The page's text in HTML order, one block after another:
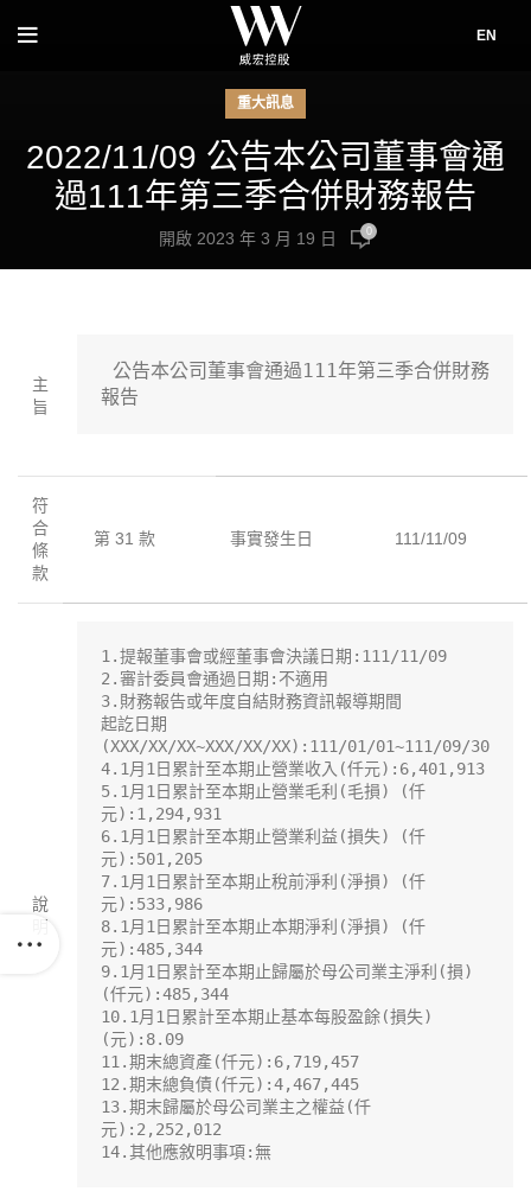
EN
重大訊息
2022/11/09 公告本公司董事會通
過111年第三季合併財務報告
開啟 2023 年 3 月 19 日 0
主
旨
公告本公司董事會通過111年第三季合併財務
報告
符
合
條
款
第 31 款 事實發生日 111/11/09
說
明
1.提報董事會或經董事會決議日期:111/11/09
2.審計委員會通過日期:不適用
3.財務報告或年度自結財務資訊報導期間
起訖日期
(XXX/XX/XX~XXX/XX/XX):111/01/01~111/09/30
4.1月1日累計至本期止營業收入(仟元):6,401,913
5.1月1日累計至本期止營業毛利(毛損) (仟
元):1,294,931
6.1月1日累計至本期止營業利益(損失) (仟
元):501,205
7.1月1日累計至本期止稅前淨利(淨損) (仟
元):533,986
8.1月1日累計至本期止本期淨利(淨損) (仟
元):485,344
9.1月1日累計至本期止歸屬於母公司業主淨利(損)
(仟元):485,344
10.1月1日累計至本期止基本每股盈餘(損失)
(元):8.09
11.期末總資產(仟元):6,719,457
12.期末總負債(仟元):4,467,445
13.期末歸屬於母公司業主之權益(仟
元):2,252,012
14.其他應敘明事項:無